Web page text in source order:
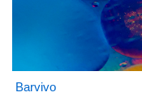
Barvivo